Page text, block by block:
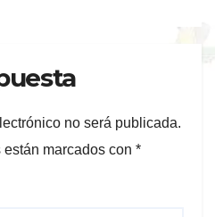
no será publicada.
marcados con *